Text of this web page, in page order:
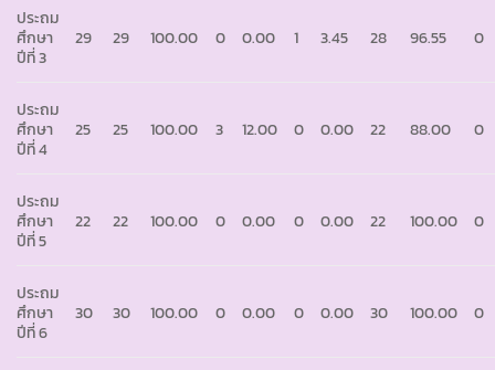
ประถม
ศึกษา
ปีที่ 3
29 29 100.00 0 0.00 1 3.45 28 96.55 0
ประถม
ศึกษา
ปีที่ 4
25 25 100.00 3 12.00 0 0.00 22 88.00 0
ประถม
ศึกษา
ปีที่ 5
22 22 100.00 0 0.00 0 0.00 22 100.00 0
ประถม
ศึกษา
ปีที่ 6
30 30 100.00 0 0.00 0 0.00 30 100.00 0